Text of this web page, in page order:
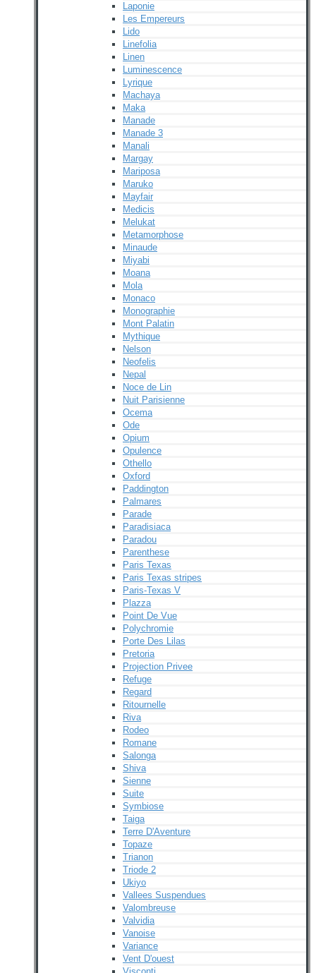
Laponie
Les Empereurs
Lido
Linefolia
Linen
Luminescence
Lyrique
Machaya
Maka
Manade
Manade 3
Manali
Margay
Mariposa
Maruko
Mayfair
Medicis
Melukat
Metamorphose
Minaude
Miyabi
Moana
Mola
Monaco
Monographie
Mont Palatin
Mythique
Nelson
Neofelis
Nepal
Noce de Lin
Nuit Parisienne
Ocema
Ode
Opium
Opulence
Othello
Oxford
Paddington
Palmares
Parade
Paradisiaca
Paradou
Parenthese
Paris Texas
Paris Texas stripes
Paris-Texas V
Plazza
Point De Vue
Polychromie
Porte Des Lilas
Pretoria
Projection Privee
Refuge
Regard
Ritournelle
Riva
Rodeo
Romane
Salonga
Shiva
Sienne
Suite
Symbiose
Taiga
Terre D'Aventure
Topaze
Trianon
Triode 2
Ukiyo
Vallees Suspendues
Valombreuse
Valvidia
Vanoise
Variance
Vent D'ouest